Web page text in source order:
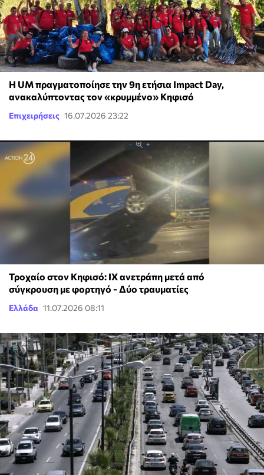
Η UM πραγματοποίησε την 9η ετήσια Impact Day,
ανακαλύπτοντας τον «κρυμμένο» Κηφισό
Επιχειρήσεις 16.07.2026 23:22
Τροχαίο στον Κηφισό: ΙΧ ανετράπη μετά από
σύγκρουση με φορτηγό - Δύο τραυματίες
Ελλάδα 11.07.2026 08:11